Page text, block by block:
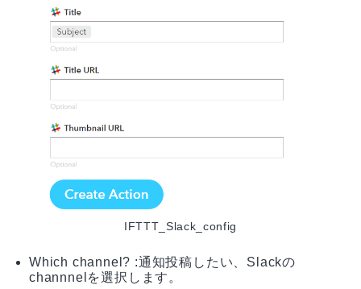
IFTTT_Slack_config
Which channel? :通知投稿したい、Slackの
channnelを選択します。